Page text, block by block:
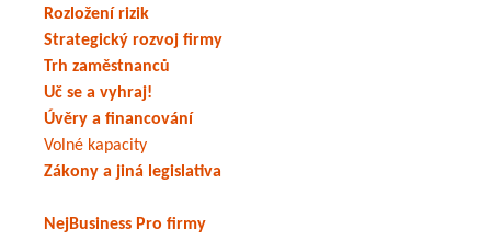
Rozložení rizik
Strategický rozvoj firmy
Trh zaměstnanců
Uč se a vyhraj!
Úvěry a financování
Volné kapacity
Zákony a jiná legislativa
NejBusiness Pro firmy